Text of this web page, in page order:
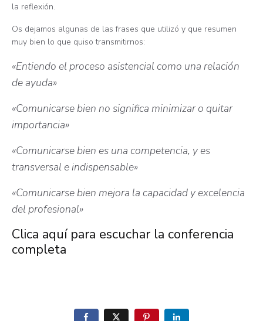
la reflexión.
Os dejamos algunas de las frases que utilizó y que resumen
muy bien lo que quiso transmitirnos:
«Entiendo el proceso asistencial como una relación
de ayuda»
«Comunicarse bien no significa minimizar o quitar
importancia»
«Comunicarse bien es una competencia, y es
transversal e indispensable»
«Comunicarse bien mejora la capacidad y excelencia
del profesional»
Clica aquí para escuchar la conferencia
completa